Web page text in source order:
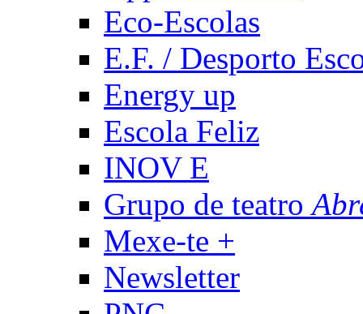
Eco-Escolas
E.F. / Desporto
Energy up
Escola Feliz
INOV E
Grupo de teatro
Mexe-te +
Newsletter